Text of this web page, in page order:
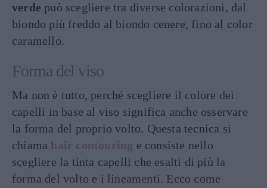
verde può scegliere tra diverse colorazioni, dal
biondo più freddo al biondo cenere, fino al color
caramello.
Forma del viso
Ma non è tutto, perché scegliere il colore dei
capelli in base al viso significa anche osservare
la forma del proprio volto. Questa tecnica si
chiama hair contouring e consiste nello
scegliere la tinta capelli che esalti di più la
forma del volto e i lineamenti. Ecco come